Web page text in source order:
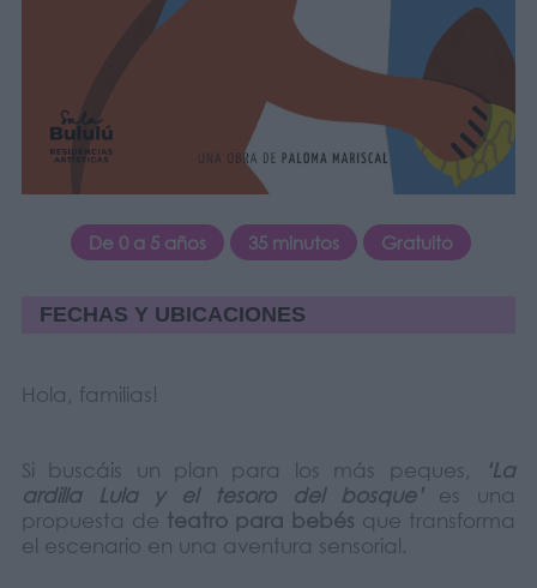
De 0 a 5 años 35 minutos Gratuito
FECHAS Y UBICACIONES
Hola, familias!
Si buscáis un plan para los más peques,
‘La
ardilla Lula y el tesoro del bosque’es una
propuesta de teatro para bebés que transforma
el escenario en una aventura sensorial.